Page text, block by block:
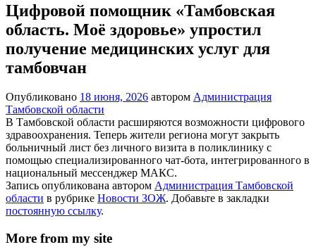
Цифровой помощник «Тамбовская
область. Моё здоровье» упростил
получение медицинских услуг для
тамбовчан
Опубликовано 18 июня, 2026 автором Администрация
Тамбовской области
В Тамбовской области расширяются возможности цифрового
здравоохранения. Теперь жители региона могут закрыть
больничный лист без личного визита в поликлинику с
помощью специализированного чат-бота, интегрированного в
национальный мессенджер МАКС.
Запись опубликована автором Администрация Тамбовской
области в рубрике Новости ЗОЖ. Добавьте в закладки
постоянную ссылку.
More from my site